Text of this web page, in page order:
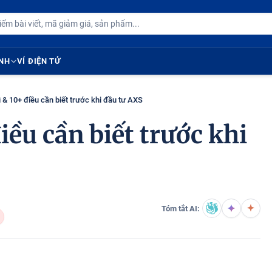
VÍ ĐIỆN TỬ
& 10+ điều cần biết trước khi đầu tư AXS
cần biết trước khi
Tóm tắt AI: